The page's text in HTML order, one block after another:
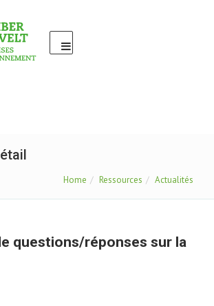
Home Ressources Actualités
questions/réponses sur la